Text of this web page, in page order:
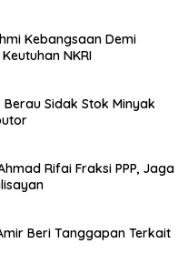
Kebangsaan Demi
NKRI
Sidak Stok Minyak
Rifai Fraksi PPP, Jaga
Beri Tanggapan Terkait